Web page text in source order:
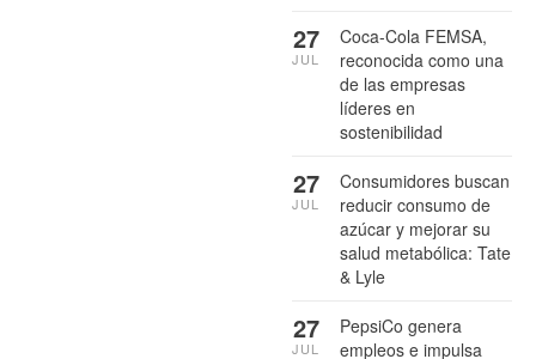
Coca-Cola FEMSA,
reconocida como una
de las empresas
líderes en
sostenibilidad
27
JUL
Consumidores buscan
reducir consumo de
azúcar y mejorar su
salud metabólica: Tate
& Lyle
27
JUL
PepsiCo genera
empleos e impulsa
27
JUL